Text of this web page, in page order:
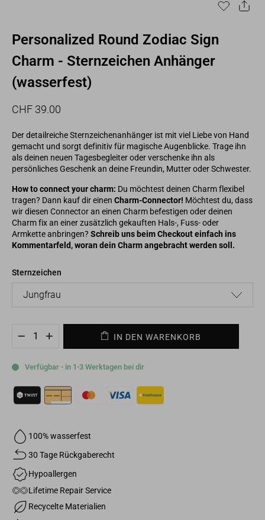
Personalized Round Zodiac Sign
Charm - Sternzeichen Anhänger
(wasserfest)
Normaler
Sonderpreis
CHF 39.00
Der detailreiche Sternzeichenanhänger ist mit viel Liebe von Hand
gemacht und sorgt definitiv für magische Augenblicke. Trage ihn
als deinen neuen Tagesbegleiter oder verschenke ihn als
persönliches Geschenk an deine Freundin, Mutter oder Schwester.
How to connect your charm: Du möchtest deinen Charm flexibel
tragen? Dann kauf dir einen Charm-Connector! Möchtest du, dass
wir diesen Connector an einen Charm befestigen oder deinen
Charm fix an einer zusätzlich gekauften Hals-, Fuss- oder
Armkette anbringen? Schreib uns beim Checkout einfach ins
Kommentarfeld, woran dein Charm angebracht werden soll.
Sternzeichen
IN DEN WARENKORB
Verfügbar - in 1-3 Werktagen bei dir
100% wasserfest
30 Tage Rückgaberecht
Hypoallergen
Lifetime Repair Service
Recycelte Materialien